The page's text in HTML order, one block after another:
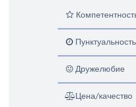
Пунктуальность
Дружелюбие
Цена/качество